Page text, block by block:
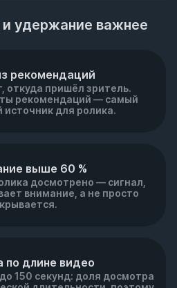
удержание важнее
рекомендаций
откуда пришёл зритель.
рекомендаций — самый
источник для ролика.
выше 60 %
досмотрено — сигнал,
внимание, а не просто
по длине видео
150 секунд: доля досмотра